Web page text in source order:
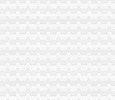
年志愿者参加义务植树
工作取得重大突破
重庆晚报》上点评家装合同条款
公司建设
业执照注销场监管
场监管保市民消费安全
动取得阶段成效
心申诉举报呈现五大点
配制度改革工作实施有序